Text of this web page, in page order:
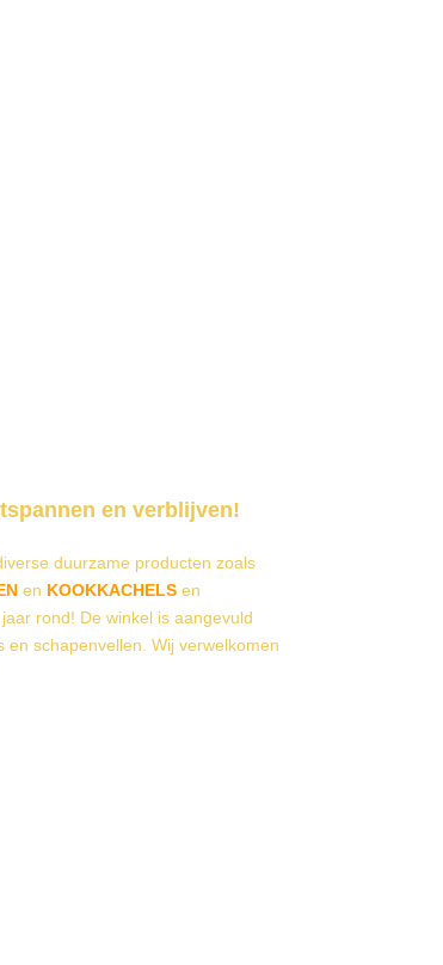
en verblijven!
duurzame producten zoals
en KOOKKACHELS en
jaar rond! De winkel is aangevuld
schapenvellen. Wij verwelkomen